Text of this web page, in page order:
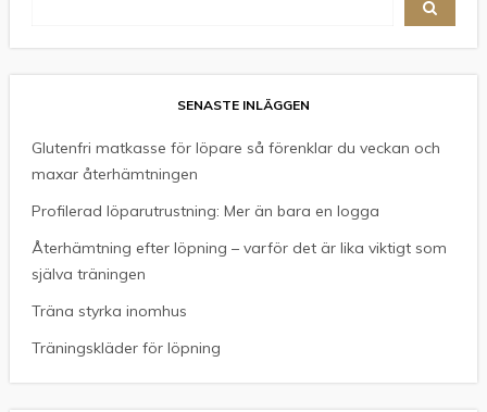
SENASTE INLÄGGEN
Glutenfri matkasse för löpare så förenklar du veckan och
maxar återhämtningen
Profilerad löparutrustning: Mer än bara en logga
Återhämtning efter löpning – varför det är lika viktigt som
själva träningen
Träna styrka inomhus
Träningskläder för löpning